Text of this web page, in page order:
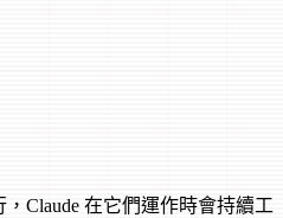
，Claude 在它們運作時會持續工